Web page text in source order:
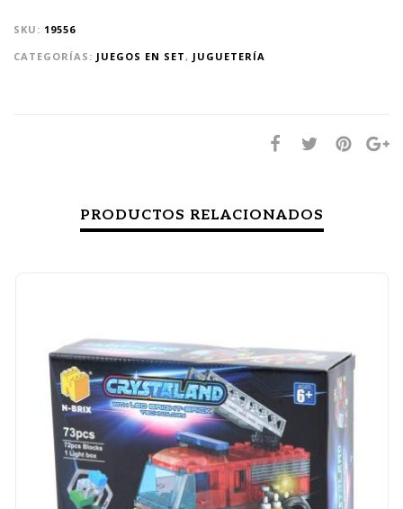
SKU: 19556
CATEGORÍAS: JUEGOS EN SET, JUGUETERÍA
PRODUCTOS RELACIONADOS